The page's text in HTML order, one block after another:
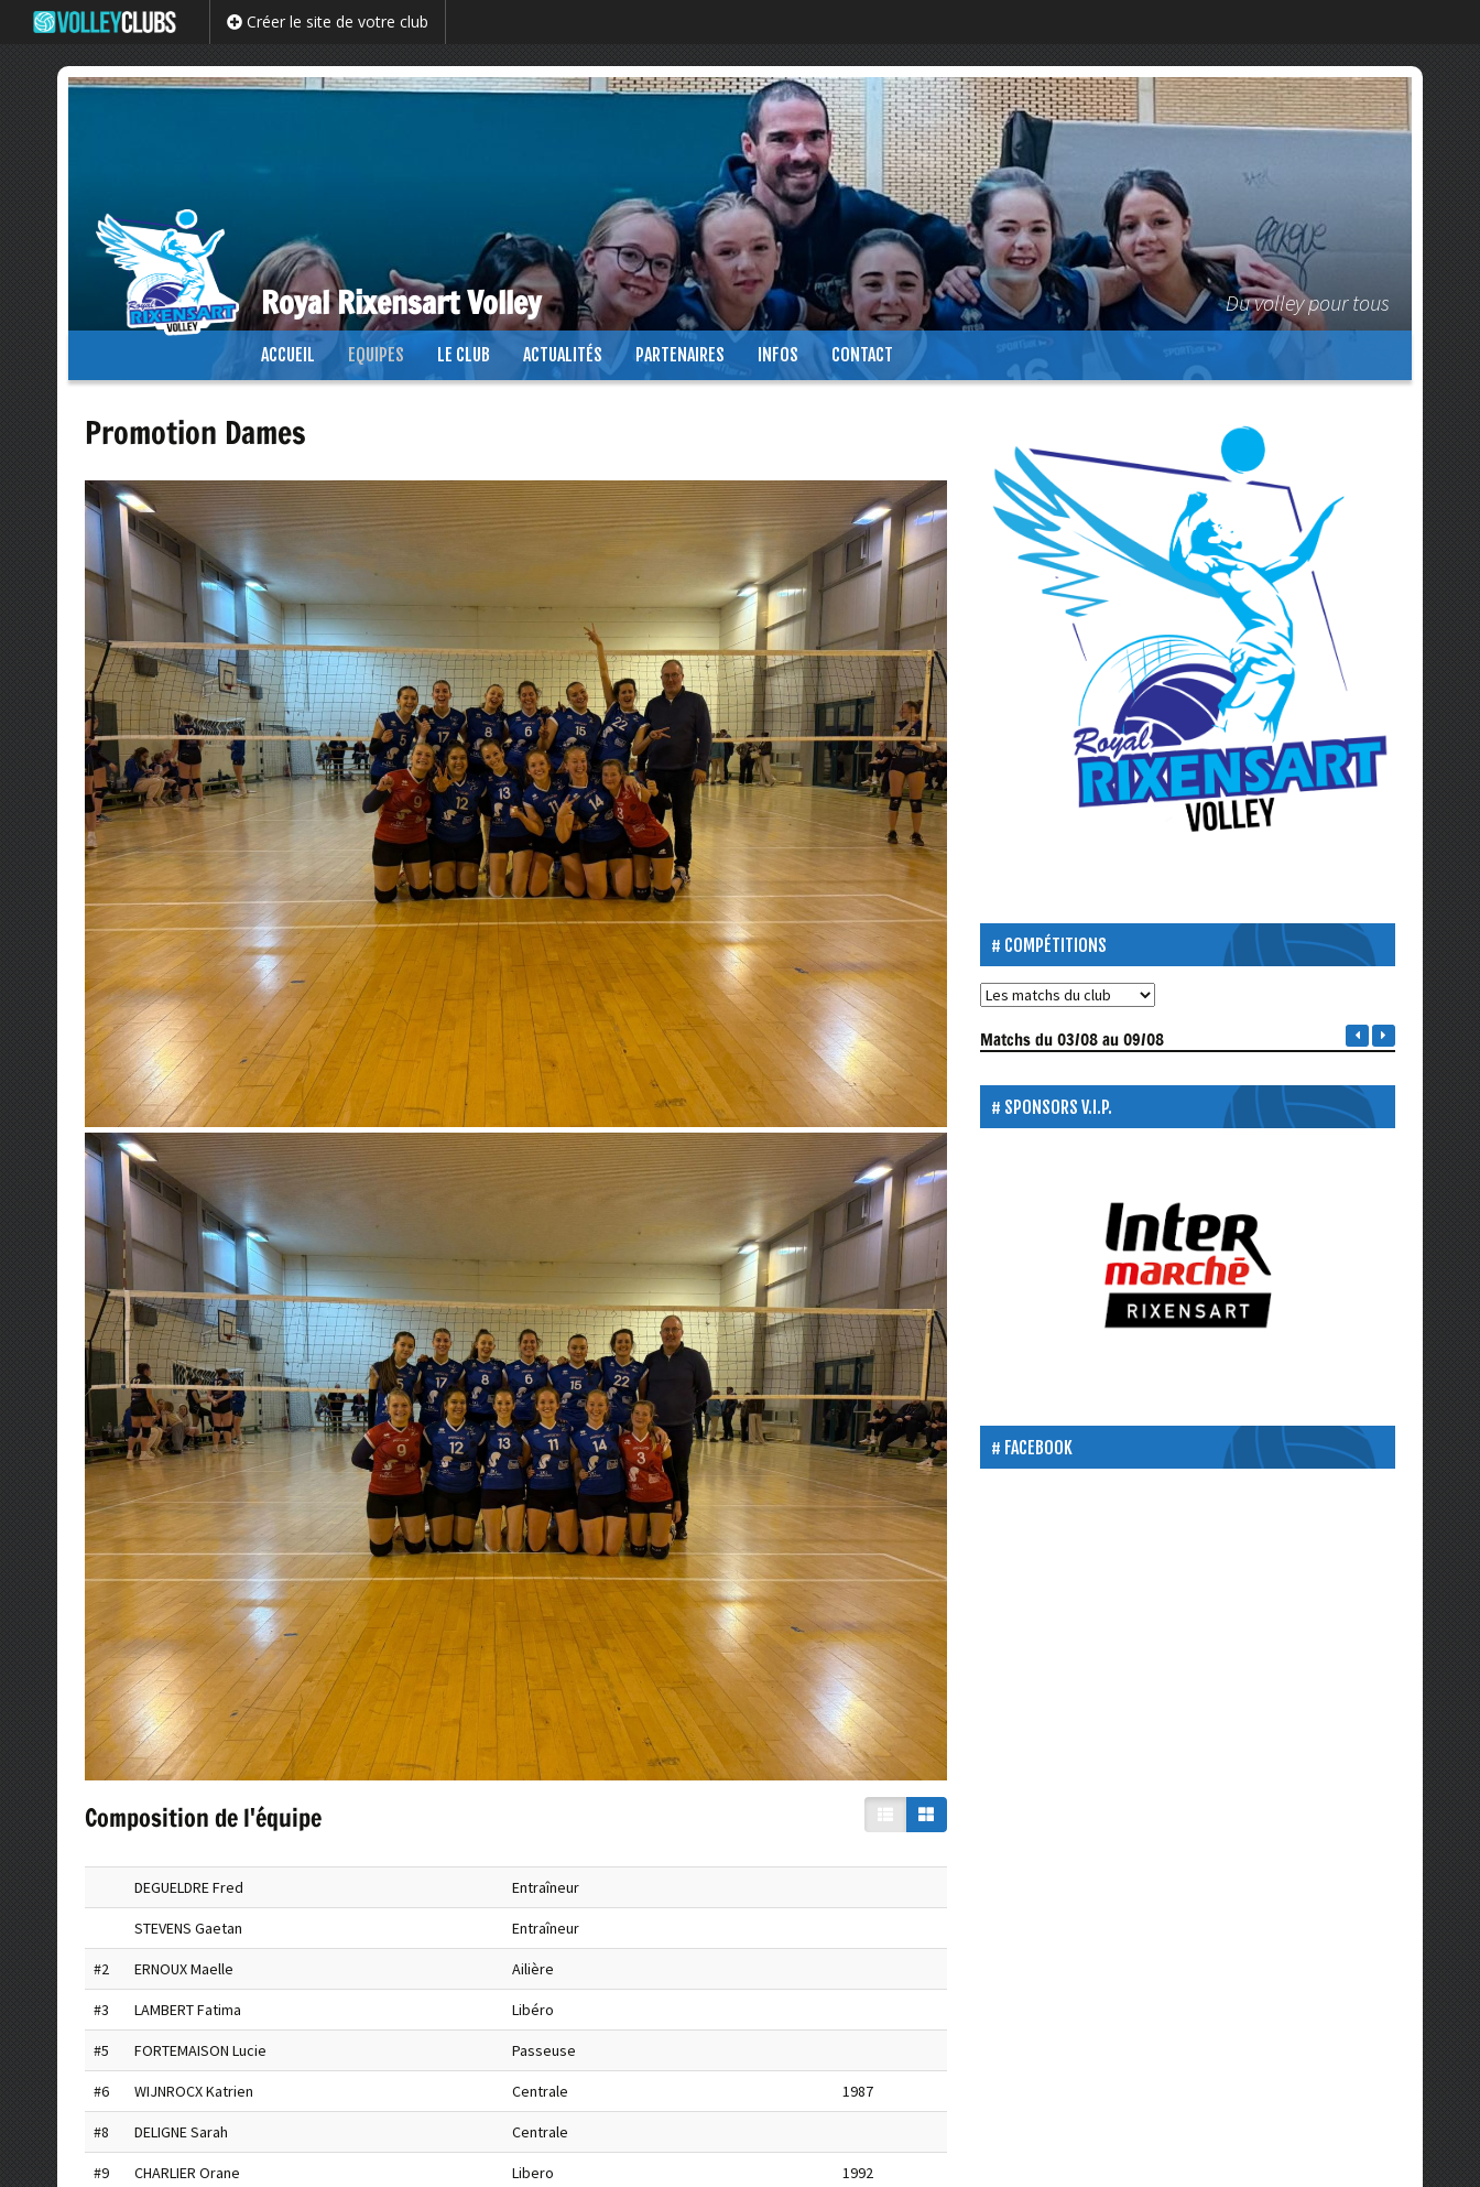
Créer le site de votre club
Royal Rixensart Volley Du volley pour tous
ACCUEIL EQUIPES LE CLUB ACTUALITÉS PARTENAIRES INFOS CONTACT
Promotion Dames
Composition de l'équipe
DEGUELDRE Fred Entraîneur
STEVENS Gaetan Entraîneur
#2 ERNOUX Maelle Ailière
#3 LAMBERT Fatima Libéro
#5 FORTEMAISON Lucie Passeuse
#6 WIJNROCX Katrien Centrale 1987
#8 DELIGNE Sarah Centrale
#9 CHARLIER Orane Libero 1992
COMPÉTITIONS
Matchsdu 03/08 au 09/08
SPONSORS V.I.P.
FACEBOOK